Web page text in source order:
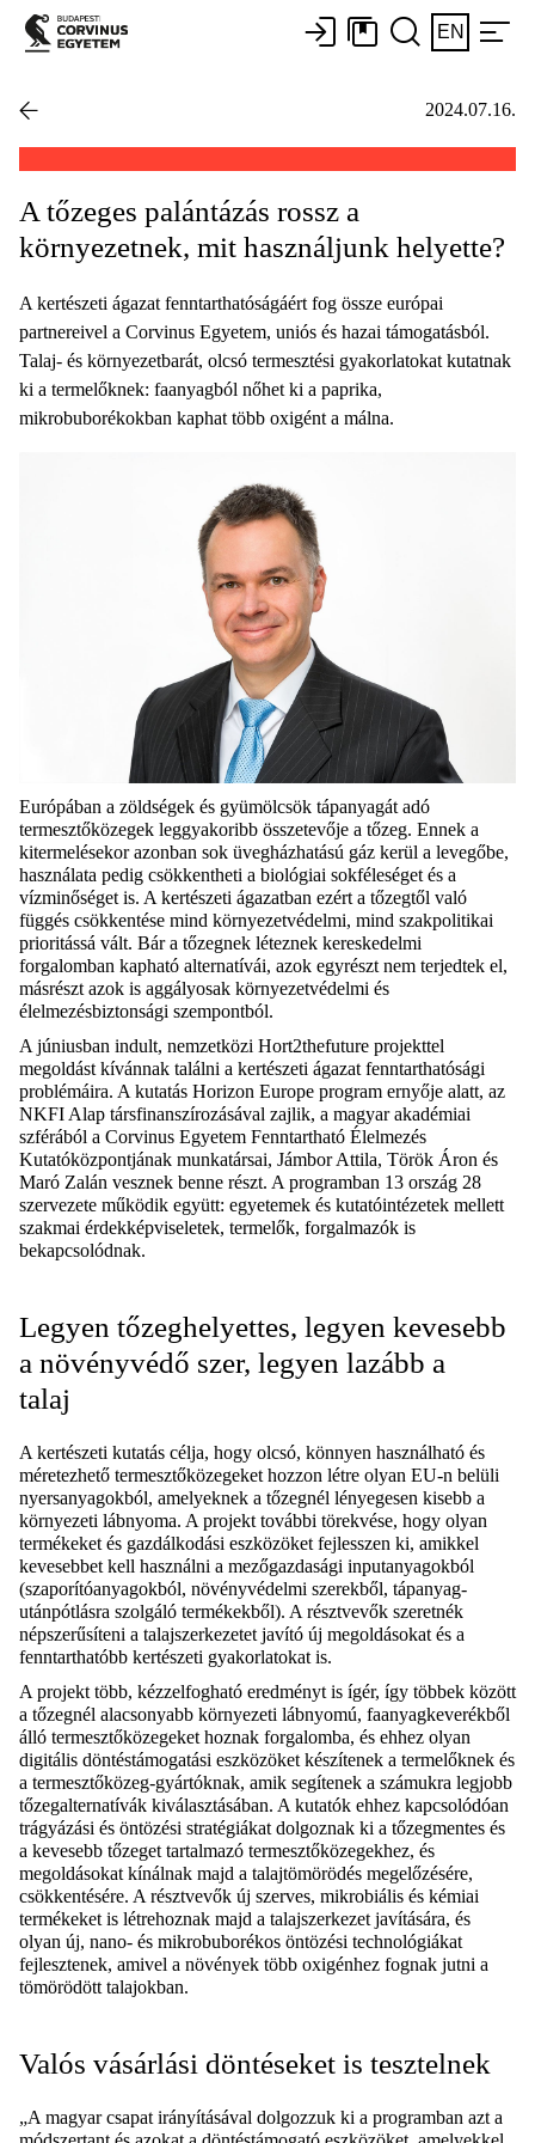
EN
2024.07.16.
A tőzeges palántázás rossz a
környezetnek, mit használjunk helyette?
A kertészeti ágazat fenntarthatóságáért fog össze európai
partnereivel a Corvinus Egyetem, uniós és hazai támogatásból.
Talaj- és környezetbarát, olcsó termesztési gyakorlatokat kutatnak
ki a termelőknek: faanyagból nőhet ki a paprika,
mikrobuborékokban kaphat több oxigént a málna.
Európában a zöldségek és gyümölcsök tápanyagát adó
termesztőközegek leggyakoribb összetevője a tőzeg. Ennek a
kitermelésekor azonban sok üvegházhatású gáz kerül a levegőbe,
használata pedig csökkentheti a biológiai sokféleséget és a
vízminőséget is. A kertészeti ágazatban ezért a tőzegtől való
függés csökkentése mind környezetvédelmi, mind szakpolitikai
prioritássá vált. Bár a tőzegnek léteznek kereskedelmi
forgalomban kapható alternatívái, azok egyrészt nem terjedtek el,
másrészt azok is aggályosak környezetvédelmi és
élelmezésbiztonsági szempontból.
A júniusban indult, nemzetközi Hort2thefuture projekttel
megoldást kívánnak találni a kertészeti ágazat fenntarthatósági
problémáira. A kutatás Horizon Europe program ernyője alatt, az
NKFI Alap társfinanszírozásával zajlik, a magyar akadémiai
szférából a Corvinus Egyetem Fenntartható Élelmezés
Kutatóközpontjának munkatársai, Jámbor Attila, Török Áron és
Maró Zalán vesznek benne részt. A programban 13 ország 28
szervezete működik együtt: egyetemek és kutatóintézetek mellett
szakmai érdekképviseletek, termelők, forgalmazók is
bekapcsolódnak.
Legyen tőzeghelyettes, legyen kevesebb
a növényvédő szer, legyen lazább a
talaj
A kertészeti kutatás célja, hogy olcsó, könnyen használható és
méretezhető termesztőközegeket hozzon létre olyan EU-n belüli
nyersanyagokból, amelyeknek a tőzegnél lényegesen kisebb a
környezeti lábnyoma. A projekt további törekvése, hogy olyan
termékeket és gazdálkodási eszközöket fejlesszen ki, amikkel
kevesebbet kell használni a mezőgazdasági inputanyagokból
(szaporítóanyagokból, növényvédelmi szerekből, tápanyag-
utánpótlásra szolgáló termékekből). A résztvevők szeretnék
népszerűsíteni a talajszerkezetet javító új megoldásokat és a
fenntarthatóbb kertészeti gyakorlatokat is.
A projekt több, kézzelfogható eredményt is ígér, így többek között
a tőzegnél alacsonyabb környezeti lábnyomú, faanyagkeverékből
álló termesztőközegeket hoznak forgalomba, és ehhez olyan
digitális döntéstámogatási eszközöket készítenek a termelőknek és
a termesztőközeg-gyártóknak, amik segítenek a számukra legjobb
tőzegalternatívák kiválasztásában. A kutatók ehhez kapcsolódóan
trágyázási és öntözési stratégiákat dolgoznak ki a tőzegmentes és
a kevesebb tőzeget tartalmazó termesztőközegekhez, és
megoldásokat kínálnak majd a talajtömörödés megelőzésére,
csökkentésére. A résztvevők új szerves, mikrobiális és kémiai
termékeket is létrehoznak majd a talajszerkezet javítására, és
olyan új, nano- és mikrobuborékos öntözési technológiákat
fejlesztenek, amivel a növények több oxigénhez fognak jutni a
tömörödött talajokban.
Valós vásárlási döntéseket is tesztelnek
„A magyar csapat irányításával dolgozzuk ki a programban azt a